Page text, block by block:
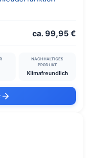
ca. 99,95 €
NACHHALTIGES
PRODUKT
Klimafreundlich